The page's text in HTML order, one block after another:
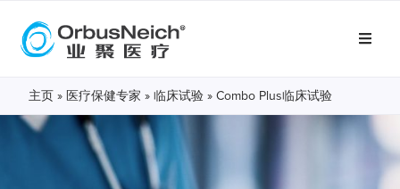
主页 » 医疗保健专家 » 临床试验 » Combo Plus临床试验